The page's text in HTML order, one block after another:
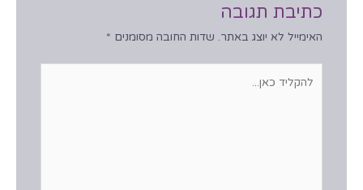
כתיבת תגובה
האימייל לא יוצג באתר. שדות החובה מסומנים *